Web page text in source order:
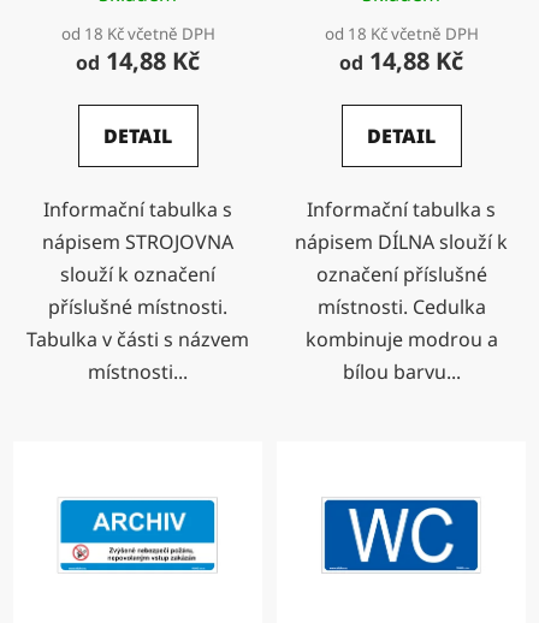
od 18 Kč včetně DPH
od 14,88 Kč
DETAIL
Informační tabulka s
nápisem STROJOVNA
slouží k označení
příslušné místnosti.
Tabulka v části s názvem
místnosti...
od 18 Kč včetně DPH
od 14,88 Kč
DETAIL
Informační tabulka s
nápisem DÍLNA slouží k
označení příslušné
místnosti. Cedulka
kombinuje modrou a
bílou barvu...